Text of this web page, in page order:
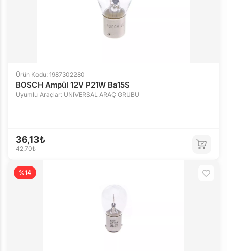
Ürün Kodu: 1987302280
BOSCH Ampül 12V P21W Ba15S
Uyumlu Araçlar: UNIVERSAL ARAÇ GRUBU
36,13₺
42,70₺
%14